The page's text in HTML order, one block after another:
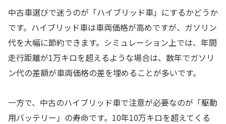
中古車選びで迷うのが「ハイブリッド車」にするかどうか
です。ハイブリッド車は車両価格が高めですが、ガソリン
代を大幅に節約できます。シミュレーション上では、年間
走行距離が1万キロを超えるような場合は、数年でガソリ
ン代の差額が車両価格の差を埋めることが多いです。
一方で、中古のハイブリッド車で注意が必要なのが「駆動
用バッテリー」の寿命です。10年10万キロを超えてくる